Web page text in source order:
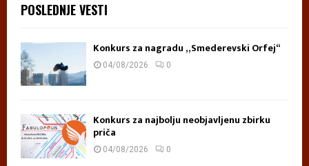
POSLEDNJE VESTI
Konkurs za nagradu „Smederevski Orfej“
04/08/2026 0
Konkurs za najbolju neobjavljenu zbirku
priča
04/08/2026 0